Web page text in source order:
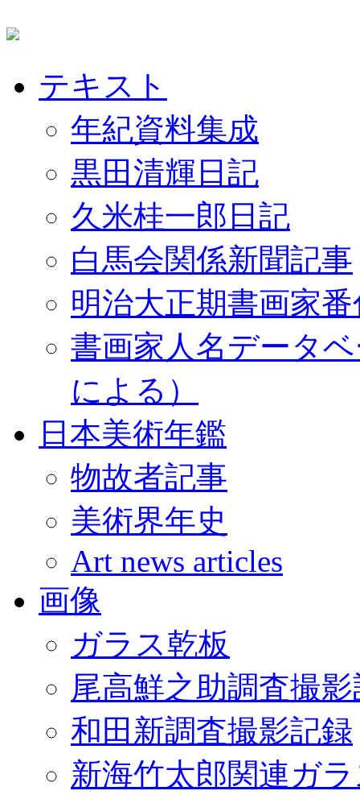
テキスト
年紀資料集成
黒田清輝日記
久米桂一郎日記
白馬会関係新聞記事
明治大正期書画家
書画家人名データ
による）
日本美術年鑑
物故者記事
美術界年史
Art news articles
画像
ガラス乾板
尾高鮮之助調査撮
和田新調査撮影記録
新海竹太郎関連ガ